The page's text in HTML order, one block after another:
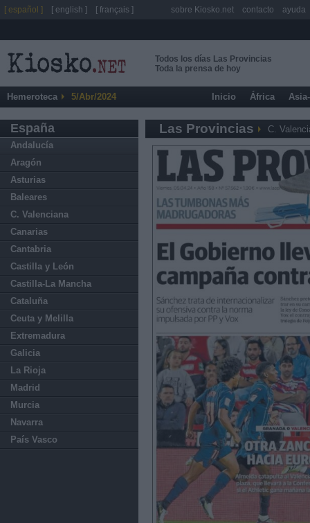
Todos los días Las Provincias
Toda la prensa de hoy
Hemeroteca 5/Abr/2024 Inicio África
España
Andalucía
Aragón
Asturias
Baleares
C. Valenciana
Canarias
Cantabria
Castilla y León
Castilla-La Mancha
Cataluña
Ceuta y Melilla
Extremadura
Galicia
La Rioja
Madrid
Murcia
Navarra
País Vasco
Las Provincias C.
[ español ] [ english ] [ français ] sobre Kiosko.net contacto ayuda